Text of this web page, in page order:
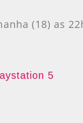
(18) as
5